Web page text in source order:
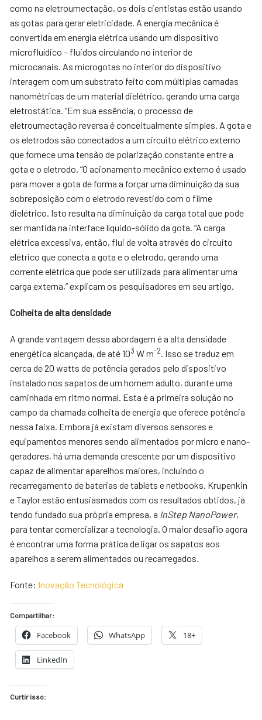
como na eletroumectação, os dois cientistas estão usando
as gotas para gerar eletricidade. A energia mecânica é
convertida em energia elétrica usando um dispositivo
microfluídico – fluidos circulando no interior de
microcanais. As microgotas no interior do dispositivo
interagem com um substrato feito com múltiplas camadas
nanométricas de um material dielétrico, gerando uma carga
eletrostática. “Em sua essência, o processo de
eletroumectação reversa é conceitualmente simples. A gota e
os eletrodos são conectados a um circuito elétrico externo
que fornece uma tensão de polarização constante entre a
gota e o eletrodo. “O acionamento mecânico externo é usado
para mover a gota de forma a forçar uma diminuição da sua
sobreposição com o eletrodo revestido com o filme
dielétrico. Isto resulta na diminuição da carga total que pode
ser mantida na interface líquido-sólido da gota. “A carga
elétrica excessiva, então, flui de volta através do circuito
elétrico que conecta a gota e o eletrodo, gerando uma
corrente elétrica que pode ser utilizada para alimentar uma
carga externa,” explicam os pesquisadores em seu artigo.
Colheita de alta densidade
A grande vantagem dessa abordagem é a alta densidade
energética alcançada, de até 103 W m-2. Isso se traduz em
cerca de 20 watts de potência gerados pelo dispositivo
instalado nos sapatos de um homem adulto, durante uma
caminhada em ritmo normal. Esta é a primeira solução no
campo da chamada colheita de energia que oferece potência
nessa faixa. Embora já existam diversos sensores e
equipamentos menores sendo alimentados por micro e nano-
geradores, há uma demanda crescente por um dispositivo
capaz de alimentar aparelhos maiores, incluindo o
recarregamento de baterias de tablets e netbooks. Krupenkin
e Taylor estão entusiasmados com os resultados obtidos, já
tendo fundado sua própria empresa, a InStep NanoPower,
para tentar comercializar a tecnologia. O maior desafio agora
é encontrar uma forma prática de ligar os sapatos aos
aparelhos a serem alimentados ou recarregados.
Fonte: Inovação Tecnológica
Compartilhar:
Facebook WhatsApp 18+
LinkedIn
Curtir isso: